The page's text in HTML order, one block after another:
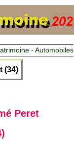
- Automobiles
(34)
Peret